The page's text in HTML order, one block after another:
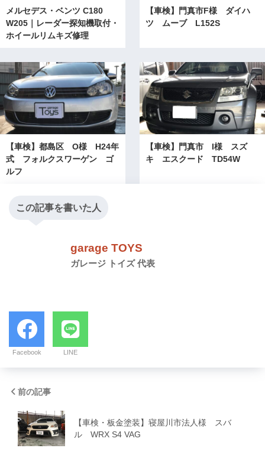
メルセデス・ベンツ C180
W205｜レーダー探知機取付・
ホイールリムキズ修理
【車検】門真市F様 ダイハ
ツ ムーブ L152S
【車検】都島区 O様 H24年
式 フォルクスワーゲン ゴ
ルフ
【車検】門真市 I様 スズ
キ エスクード TD54W
この記事を書いた人
garage TOYS
ガレージ トイズ 代表
Facebook LINE
前の記事
【車検・板金塗装】寝屋川市法人様 スバ
ル WRX S4 VAG